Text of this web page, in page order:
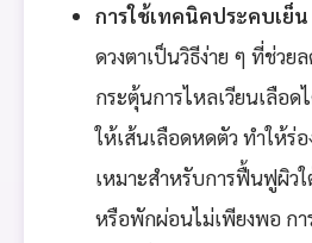
การใช้เทคนิคประคบเย็น
ดวงตาเป็นวิธีง่าย ๆ ที่ช่วย
กระตุ้นการไหลเวียนเลือด
ให้เส้นเลือดหดตัว ทำให้ร่
เหมาะสำหรับการฟื้นฟูผิว
หรือพักผ่อนไม่เพียงพอ กา